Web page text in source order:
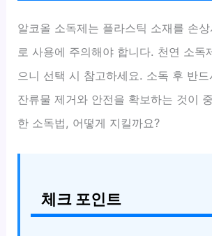
알코올 소독제는 플라스틱 소재를 손
로 사용에 주의해야 합니다. 천연 소독
으니 선택 시 참고하세요. 소독 후 반
잔류물 제거와 안전을 확보하는 것이
한 소독법, 어떻게 지킬까요?
체크 포인트